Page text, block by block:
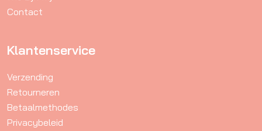
de
Contact
Klantenservice
Verzending
Retourneren
Betaalmethodes
Privacybeleid